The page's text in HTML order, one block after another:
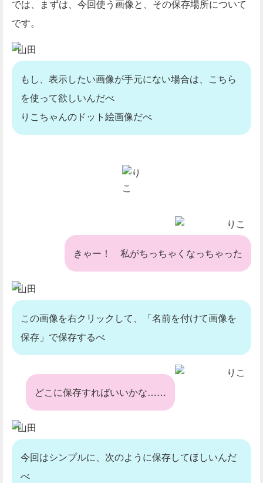
では、まずは、今回使う画像と 、 その保存場所について
です。
山田
もし、表示したい画像が手元にない場合は、こちら
を使って欲しいんだべ
りこちゃんのドット絵画像だべ
りこ
きゃー！ 私がちっちゃくなっちゃった
山田
この画像を右クリックして、「名前を付けて画像を
保存」で保存するべ
りこ
どこに保存すればいいかな……
山田
今回はシンプルに、次のように保存してほしいんだ
べ